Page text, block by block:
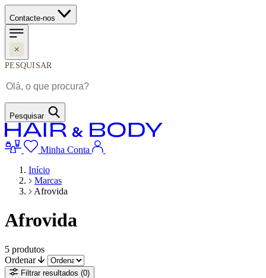
Contacte-nos
PESQUISAR
Pesquisar
Minha Conta
Início
Marcas
Afrovida
Afrovida
5 produtos
Ordenar
Filtrar resultados (0)